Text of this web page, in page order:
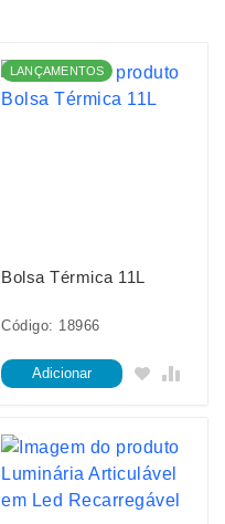
LANÇAMENTOS
Bolsa Térmica 11L
Código: 18966
Adicionar